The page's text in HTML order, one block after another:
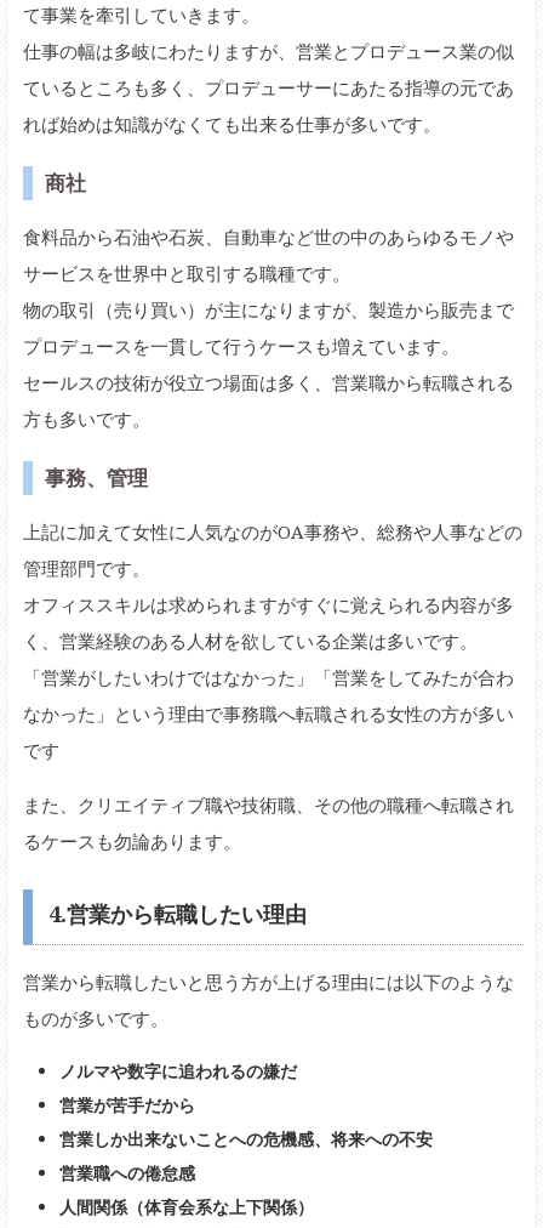
て事業を牽引していきます。
仕事の幅は多岐にわたりますが、営業とプロデュース業の似
ているところも多く、プロデューサーにあたる指導の元であ
れば始めは知識がなくても出来る仕事が多いです。
商社
食料品から石油や石炭、自動車など世の中のあらゆるモノや
サービスを世界中と取引する職種です。
物の取引（売り買い）が主になりますが、製造から販売まで
プロデュースを一貫して行うケースも増えています。
セールスの技術が役立つ場面は多く、営業職から転職される
方も多いです。
事務、管理
上記に加えて女性に人気なのがOA事務や、総務や人事などの
管理部門です。
オフィススキルは求められますがすぐに覚えられる内容が多
く、営業経験のある人材を欲している企業は多いです。
「営業がしたいわけではなかった」「営業をしてみたが合わ
なかった」という理由で事務職へ転職される女性の方が多い
です
また、クリエイティブ職や技術職、その他の職種へ転職され
るケースも勿論あります。
4.営業から転職したい理由
営業から転職したいと思う方が上げる理由には以下のような
ものが多いです。
ノルマや数字に追われるの嫌だ
営業が苦手だから
営業しか出来ないことへの危機感、将来への不安
営業職への倦怠感
人間関係（体育会系な上下関係）